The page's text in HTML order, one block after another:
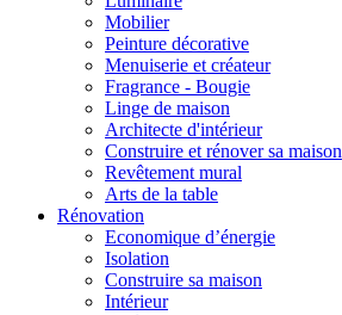
Mobilier
Peinture décorative
Menuiserie et créateur
Fragrance - Bougie
Linge de maison
Architecte d'intérieur
Construire et rénover sa maison
Revêtement mural
Arts de la table
Rénovation
Economique d’énergie
Isolation
Construire sa maison
Intérieur